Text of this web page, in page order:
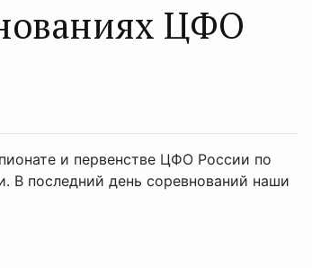
ЦФО
и первенстве ЦФО России по
В последний день соревнований наши